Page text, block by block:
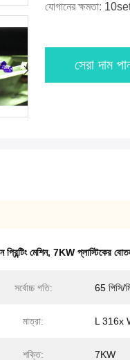
যোগানের ক্ষমতা:
সেরা দাম
মেশিন, 7KW প্লাস্টিকের বোতল
সর্বোচ্চ গতি: 65 পিসি/
মাত্রা: L 316x
শক্তি: 7KW